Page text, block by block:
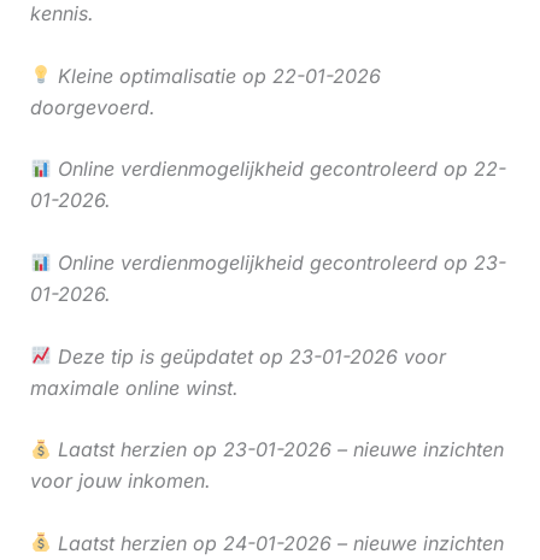
kennis.
Kleine optimalisatie op 22-01-2026
doorgevoerd.
Online verdienmogelijkheid gecontroleerd op 22-
01-2026.
Online verdienmogelijkheid gecontroleerd op 23-
01-2026.
Deze tip is geüpdatet op 23-01-2026 voor
maximale online winst.
Laatst herzien op 23-01-2026 – nieuwe inzichten
voor jouw inkomen.
Laatst herzien op 24-01-2026 – nieuwe inzichten